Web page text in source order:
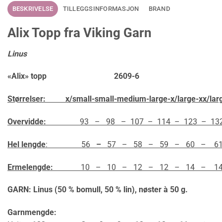
BESKRIVELSE TILLEGGSINFORMASJON BRAND
Alix Topp fra Viking Garn
Linus
«Alix» topp 2609-6
Størrelser: x/small-small-medium-large-x/large-xx/
Overvidde: 93 – 98 – 107 – 114 – 123 –
Hel lengde: 56 – 57 – 58 – 59 – 60 – 61
Ermelengde: 10 – 10 – 12 – 12 – 14 – 14
GARN: Linus (50 % bomull, 50 % lin), nøster à 50 g.
Garnmengde: